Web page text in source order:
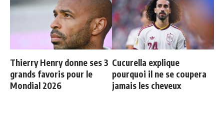
Thierry Henry donne ses 3
grands favoris pour le
Mondial 2026
Cucurella explique
pourquoi il ne se coupera
jamais les cheveux